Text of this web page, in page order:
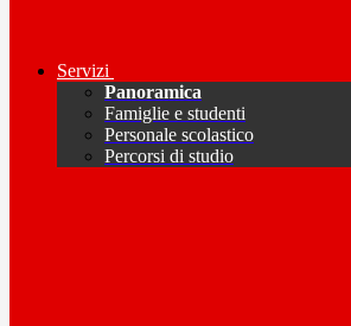
Servizi
Panoramica
Famiglie e studenti
Personale scolastico
Percorsi di studio